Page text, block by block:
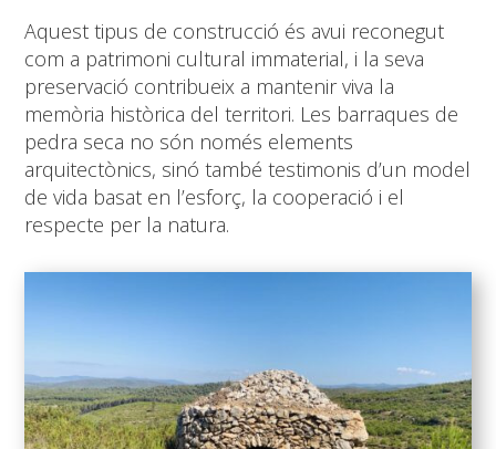
Aquest tipus de construcció és avui reconegut
com a patrimoni cultural immaterial, i la seva
preservació contribueix a mantenir viva la
memòria històrica del territori. Les barraques de
pedra seca no són només elements
arquitectònics, sinó també testimonis d’un model
de vida basat en l’esforç, la cooperació i el
respecte per la natura.